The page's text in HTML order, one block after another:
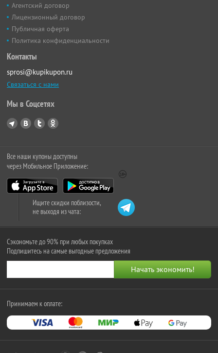
Агентский договор
Лицензионный договор
Публичная оферта
Политика конфиденциальности
Контакты
sprosi@kupikupon.ru
Связаться с нами
Мы в Соцсетях
Все наши купоны доступны
через Мобильное Приложение:
Ищите скидки поблизости,
не выходя из чата:
Сэкономьте до 90% при любых покупках
Подпишитесь на самые выгодные предложения
Принимаем к оплате: